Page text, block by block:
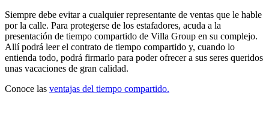
Siempre debe evitar a cualquier representante de ventas que le hable
por la calle. Para protegerse de los estafadores, acuda a la
presentación de tiempo compartido de Villa Group en su complejo.
Allí podrá leer el contrato de tiempo compartido y, cuando lo
entienda todo, podrá firmarlo para poder ofrecer a sus seres queridos
unas vacaciones de gran calidad.
Conoce las ventajas del tiempo compartido.